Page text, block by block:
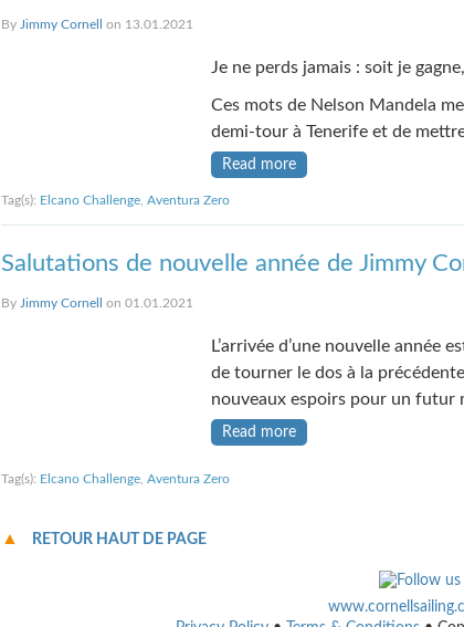
By Jimmy Cornell on 13.01.2021
Je ne perds jamais : soit je
Ces mots de Nelson Mandela
demi-tour à Tenerife et de
Read more
Tag(s): Elcano Challenge, Aventura Zero
Salutations de nouvelle année de Jimmy
By Jimmy Cornell on 01.01.2021
L’arrivée d’une nouvelle année
de tourner le dos à la
nouveaux espoirs pour un futur
Read more
Tag(s): Elcano Challenge, Aventura Zero
RETOUR HAUT DE PAGE